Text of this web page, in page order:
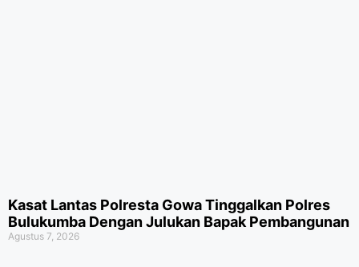
Kasat Lantas Polresta Gowa Tinggalkan Polres
Bulukumba Dengan Julukan Bapak Pembangunan
Agustus 7, 2026